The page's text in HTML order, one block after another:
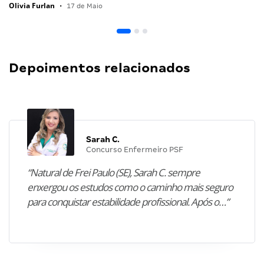
Olivia Furlan • 17 de Maio
Depoimentos relacionados
Sarah C.
Concurso Enfermeiro PSF
“Natural de Frei Paulo (SE), Sarah C. sempre
enxergou os estudos como o caminho mais seguro
para conquistar estabilidade profissional. Após o…”